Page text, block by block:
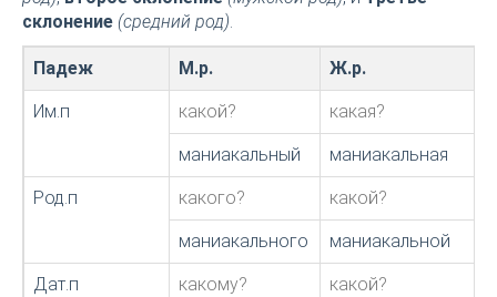
склонение (средний род).
Падеж М.р. Ж.р.
Им.п какой? какая?
маниакальный маниакальная
Род.п какого? какой?
маниакального маниакальной
Дат.п какому? какой?